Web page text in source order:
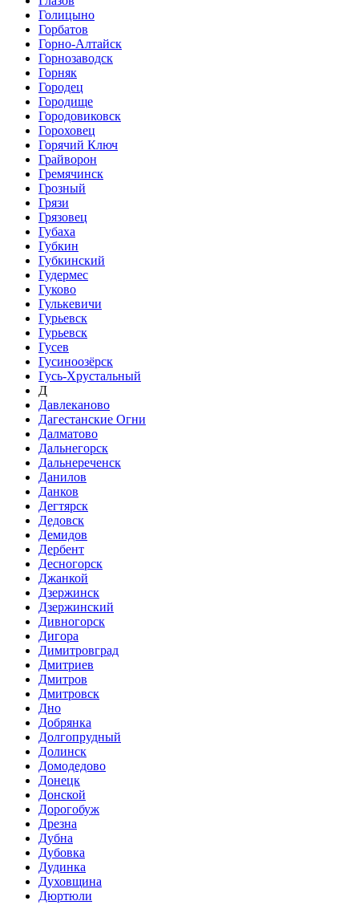
Голицыно
Горбатов
Горно-Алтайск
Горнозаводск
Горняк
Городец
Городище
Городовиковск
Гороховец
Горячий Ключ
Грайворон
Гремячинск
Грозный
Грязи
Грязовец
Губаха
Губкин
Губкинский
Гудермес
Гуково
Гулькевичи
Гурьевск
Гурьевск
Гусев
Гусиноозёрск
Гусь-Хрустальный
Д
Давлеканово
Дагестанские Огни
Далматово
Дальнегорск
Дальнереченск
Данилов
Данков
Дегтярск
Дедовск
Демидов
Дербент
Десногорск
Джанкой
Дзержинск
Дзержинский
Дивногорск
Дигора
Димитровград
Дмитриев
Дмитров
Дмитровск
Дно
Добрянка
Долгопрудный
Долинск
Домодедово
Донецк
Донской
Дорогобуж
Дрезна
Дубна
Дубовка
Дудинка
Духовщина
Дюртюли